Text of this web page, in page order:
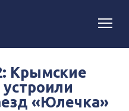
Крымские
«Юлечка»